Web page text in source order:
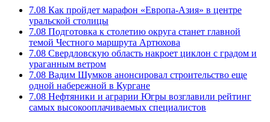
7.08 Как пройдет марафон «Европа-Азия» в центре
уральской столицы
7.08 Подготовка к столетию округа станет главной
темой Честного маршрута Артюхова
7.08 Свердловскую область накроет циклон с градом и
ураганным ветром
7.08 Вадим Шумков анонсировал строительство еще
одной набережной в Кургане
7.08 Нефтяники и аграрии Югры возглавили рейтинг
самых высокооплачиваемых специалистов